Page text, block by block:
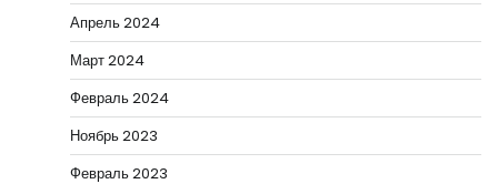
Апрель 2024
Март 2024
Февраль 2024
Ноябрь 2023
Февраль 2023